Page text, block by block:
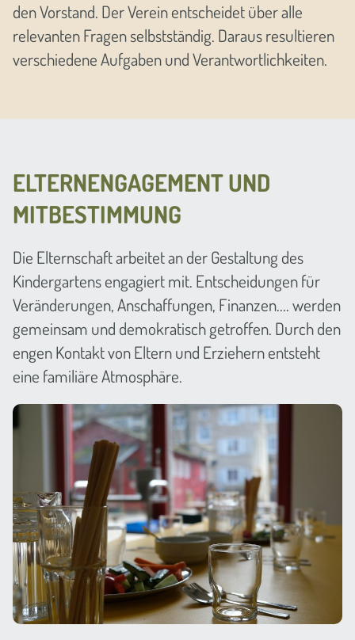
den Vorstand. Der Verein entscheidet über alle
relevanten Fragen selbstständig. Daraus resultieren
verschiedene Aufgaben und Verantwortlichkeiten.
ELTERNENGAGEMENT UND
MITBESTIMMUNG
Die Elternschaft arbeitet an der Gestaltung des
Kindergartens engagiert mit. Entscheidungen für
Veränderungen, Anschaffungen, Finanzen.... werden
gemeinsam und demokratisch getroffen. Durch den
engen Kontakt von Eltern und Erziehern entsteht
eine familiäre Atmosphäre.